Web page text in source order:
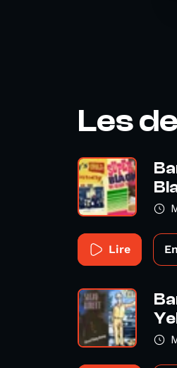
Les
Lire